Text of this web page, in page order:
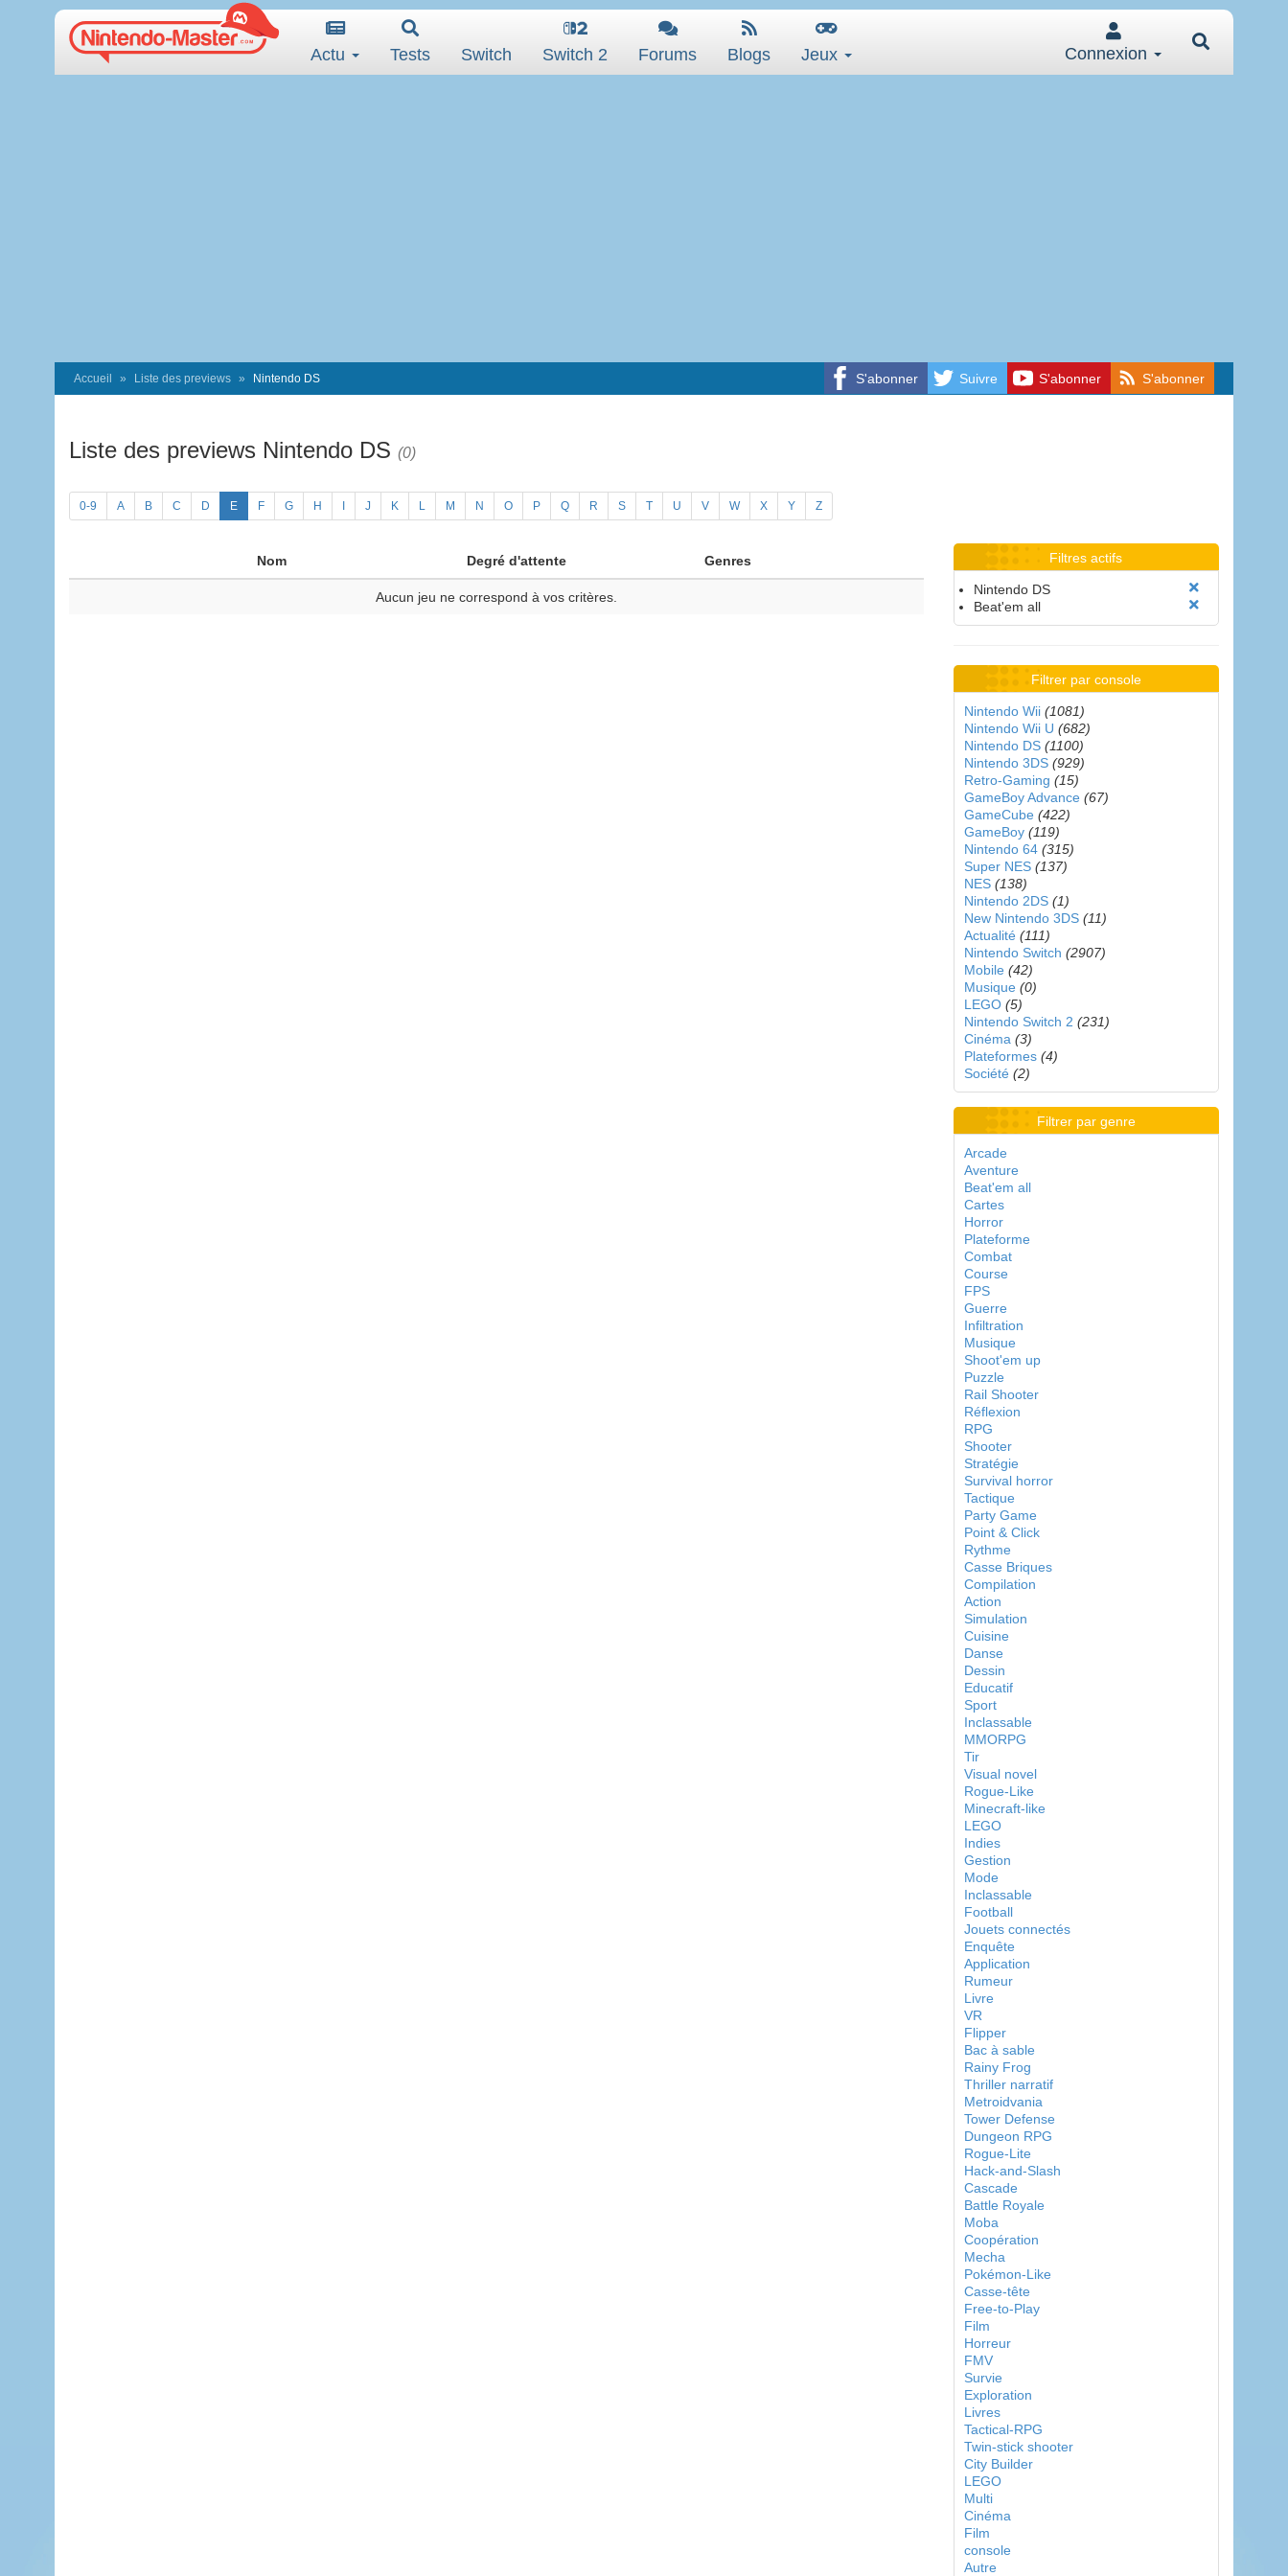
Actu Tests Switch Switch 2 Forums Blogs Jeux Connexion
S'abonner Suivre S'abonner S'abonner
Accueil Liste des previews Nintendo DS
Liste des previews Nintendo DS (0)
0-9 A B C D E F G H J K L M N O P Q R S T U V W X Y Z
Nom Degré d'attente Genres
Aucun jeu ne correspond à vos critères.
Filtres actifs
Nintendo DS
Beat'em all
Filtrer par console
Nintendo Wii (1081)
Nintendo Wii U (682)
Nintendo DS (1100)
Nintendo 3DS (929)
Retro-Gaming (15)
GameBoy Advance (67)
GameCube (422)
GameBoy (119)
Nintendo 64 (315)
Super NES (137)
NES (138)
Nintendo 2DS (1)
New Nintendo 3DS (11)
Actualité (111)
Nintendo Switch (2907)
Mobile (42)
Musique (0)
LEGO (5)
Nintendo Switch 2 (231)
Cinéma (3)
Plateformes (4)
Société (2)
Filtrer par genre
Arcade
Aventure
Beat'em all
Cartes
Horror
Plateforme
Combat
Course
FPS
Guerre
Infiltration
Musique
Shoot'em up
Puzzle
Rail Shooter
Réflexion
RPG
Shooter
Stratégie
Survival horror
Tactique
Party Game
Point & Click
Rythme
Casse Briques
Compilation
Action
Simulation
Cuisine
Danse
Dessin
Educatif
Sport
Inclassable
MMORPG
Tir
Visual novel
Rogue-Like
Minecraft-like
LEGO
Indies
Gestion
Mode
Inclassable
Football
Jouets connectés
Enquête
Application
Rumeur
Livre
VR
Flipper
Bac à sable
Rainy Frog
Thriller narratif
Metroidvania
Tower Defense
Dungeon RPG
Rogue-Lite
Hack-and-Slash
Cascade
Battle Royale
Moba
Coopération
Mecha
Pokémon-Like
Casse-tête
Free-to-Play
Film
Horreur
FMV
Survie
Exploration
Livres
Tactical-RPG
Twin-stick shooter
City Builder
LEGO
Multi
Cinéma
Film
console
Autre